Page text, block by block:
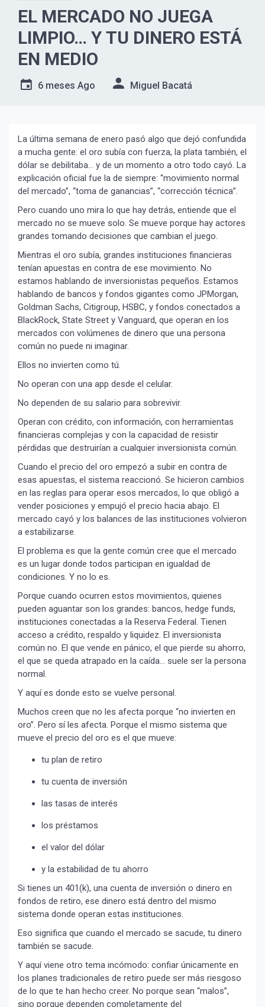
EL MERCADO NO JUEGA
LIMPIO… Y TU DINERO ESTÁ
EN MEDIO
6 meses Ago Miguel Bacatá
La última semana de enero pasó algo que dejó confundida
a mucha gente: el oro subía con fuerza, la plata también, el
dólar se debilitaba… y de un momento a otro todo cayó. La
explicación oficial fue la de siempre: “movimiento normal
del mercado”, “toma de ganancias”, “corrección técnica”.
Pero cuando uno mira lo que hay detrás, entiende que el
mercado no se mueve solo. Se mueve porque hay actores
grandes tomando decisiones que cambian el juego.
Mientras el oro subía, grandes instituciones financieras
tenían apuestas en contra de ese movimiento. No
estamos hablando de inversionistas pequeños. Estamos
hablando de bancos y fondos gigantes como JPMorgan,
Goldman Sachs, Citigroup, HSBC, y fondos conectados a
BlackRock, State Street y Vanguard, que operan en los
mercados con volúmenes de dinero que una persona
común no puede ni imaginar.
Ellos no invierten como tú.
No operan con una app desde el celular.
No dependen de su salario para sobrevivir.
Operan con crédito, con información, con herramientas
financieras complejas y con la capacidad de resistir
pérdidas que destruirían a cualquier inversionista común.
Cuando el precio del oro empezó a subir en contra de
esas apuestas, el sistema reaccionó. Se hicieron cambios
en las reglas para operar esos mercados, lo que obligó a
vender posiciones y empujó el precio hacia abajo. El
mercado cayó y los balances de las instituciones volvieron
a estabilizarse.
El problema es que la gente común cree que el mercado
es un lugar donde todos participan en igualdad de
condiciones. Y no lo es.
Porque cuando ocurren estos movimientos, quienes
pueden aguantar son los grandes: bancos, hedge funds,
instituciones conectadas a la Reserva Federal. Tienen
acceso a crédito, respaldo y liquidez. El inversionista
común no. El que vende en pánico, el que pierde su ahorro,
el que se queda atrapado en la caída… suele ser la persona
normal.
Y aquí es donde esto se vuelve personal.
Muchos creen que no les afecta porque “no invierten en
oro”. Pero sí les afecta. Porque el mismo sistema que
mueve el precio del oro es el que mueve:
tu plan de retiro
tu cuenta de inversión
las tasas de interés
los préstamos
el valor del dólar
y la estabilidad de tu ahorro
Si tienes un 401(k), una cuenta de inversión o dinero en
fondos de retiro, ese dinero está dentro del mismo
sistema donde operan estas instituciones.
Eso significa que cuando el mercado se sacude, tu dinero
también se sacude.
Y aquí viene otro tema incómodo: confiar únicamente en
los planes tradicionales de retiro puede ser más riesgoso
de lo que te han hecho creer. No porque sean “malos”,
sino porque dependen completamente del